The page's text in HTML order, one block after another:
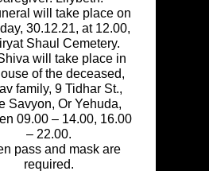
will take place on
30.12.21, at 12.00,
Shaul Cemetery.
will take place in
of the deceased,
family, 9 Tidhar St.,
Savyon, Or Yehuda,
09.00 – 14.00, 16.00
– 22.00.
pass and mask are
required.